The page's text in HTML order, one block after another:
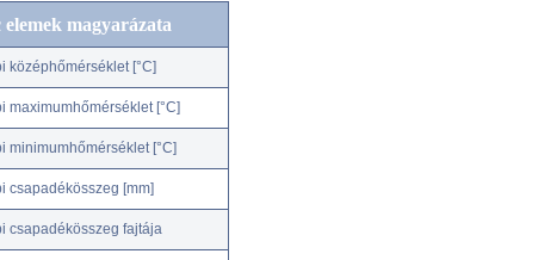
elemek magyarázata
középhőmérséklet [°C]
maximumhőmérséklet [°C]
minimumhőmérséklet [°C]
csapadékösszeg [mm]
csapadékösszeg fajtája